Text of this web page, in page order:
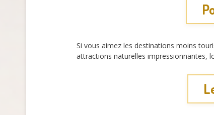
Si vous aimez les destinations moins
attractions naturelles impressionnantes,